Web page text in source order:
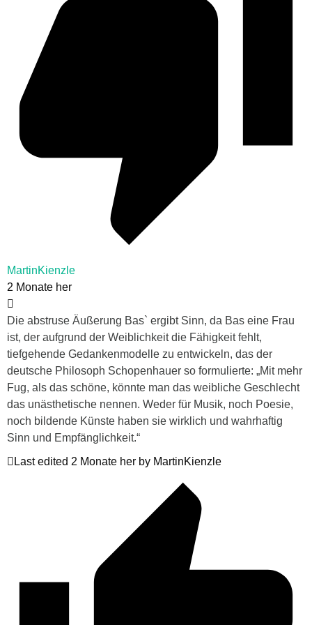
MartinKienzle
2 Monate her
Die abstruse Äußerung Bas` ergibt Sinn, da Bas eine Frau
ist, der aufgrund der Weiblichkeit die Fähigkeit fehlt,
tiefgehende Gedankenmodelle zu entwickeln, das der
deutsche Philosoph Schopenhauer so formulierte: „Mit mehr
Fug, als das schöne, könnte man das weibliche Geschlecht
das unästhetische nennen. Weder für Musik, noch Poesie,
noch bildende Künste haben sie wirklich und wahrhaftig
Sinn und Empfänglichkeit.“
Last edited 2 Monate her by MartinKienzle